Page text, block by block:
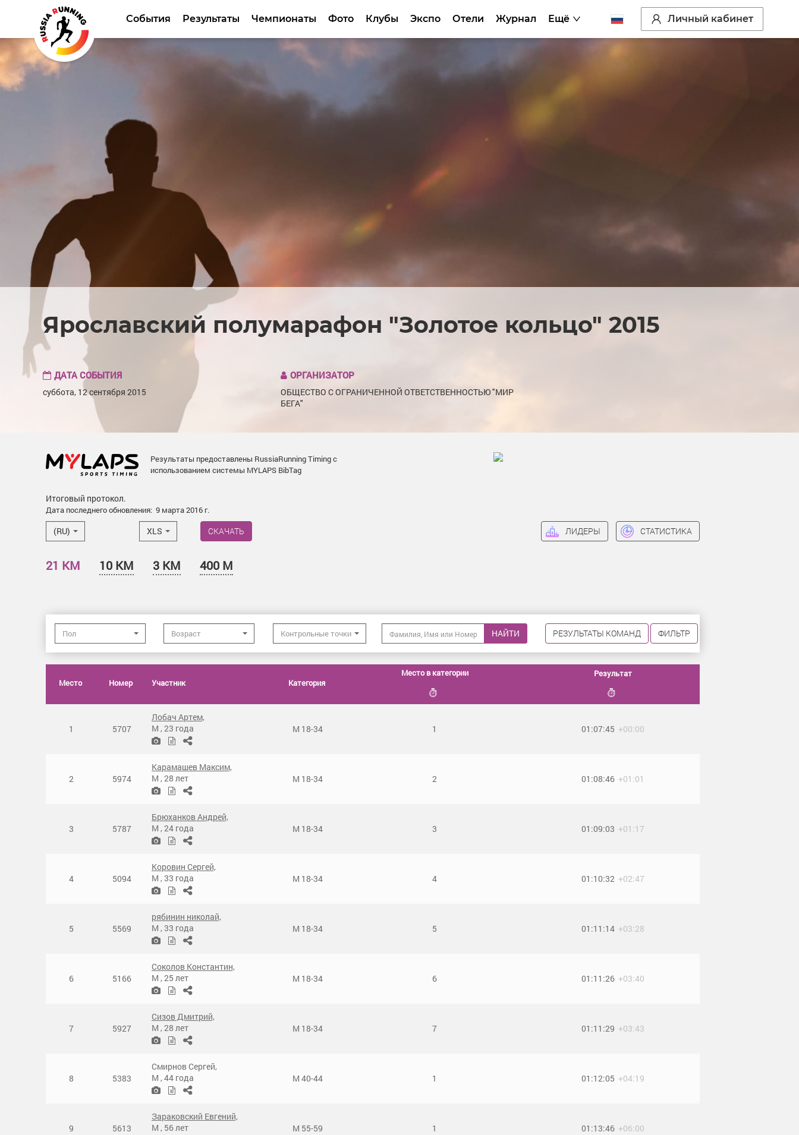
События Результаты Чемпионаты Фото Клубы Экспо Отели Журнал Ещё Личный кабинет
Ярославский полумарафон "Золотое кольцо" 2015
ДАТА СОБЫТИЯ ОРГАНИЗАТОР
суббота, 12 сентября 2015
ОБЩЕСТВО С ОГРАНИЧЕННОЙ ОТВЕТСТВЕННОСТЬЮ "МИР
БЕГА"
Результаты предоставлены RussiaRunning Timing с
использованием системы MYLAPS BibTag
Итоговый протокол.
Дата последнего обновления: 9 марта 2016 г.
(RU) XLS СКАЧАТЬ ЛИДЕРЫ СТАТИСТИКА
21 КМ 10 КМ 3 КМ 400 М
Пол Возраст Контрольные точки НАЙТИ РЕЗУЛЬТАТЫ КОМАНД ФИЛЬТР
Место Номер Участник Категория
Место в категории Результат
1 5707
Лобач Артем,
М , 23 года М 18-34 1 01:07:45 +00:00
2 5974
Карамашев Максим,
М , 28 лет М 18-34 2 01:08:46 +01:01
3 5787
Брюханков Андрей,
М , 24 года М 18-34 3 01:09:03 +01:17
4 5094
Коровин Сергей,
М , 33 года М 18-34 4 01:10:32 +02:47
5 5569
рябинин николай,
М , 33 года М 18-34 5 01:11:14 +03:28
6 5166
Соколов Константин,
М , 25 лет М 18-34 6 01:11:26 +03:40
7 5927
Сизов Дмитрий,
М , 28 лет М 18-34 7 01:11:29 +03:43
8 5383
Смирнов Сергей,
М , 44 года М 40-44 1 01:12:05 +04:19
9 5613
Зараковский Евгений,
М , 56 лет М 55-59 1 01:13:46 +06:00